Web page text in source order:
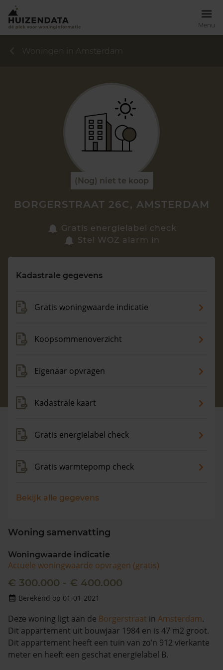
Menu
Zoek een woning
Maandag t/m vrijdag - 08:00 -18:00
Woningen in Amsterdam
(Nog) niet te koop
BORGERSTRAAT 26C, AMSTERDAM
Gratis energielabel check
Stel WOZ alarm in
Kadastrale gegevens
Gratis woningwaarde indicatie
Koopsommenoverzicht
Eigenaar opvragen
Kadastrale kaart
Gratis energielabel check
Gratis warmtepomp check
Bekijk alle gegevens
Woning samenvatting
Woningwaarde indicatie
Actuele woningwaarde opvragen (gratis)
€ 300.000 - € 400.000
Berekend op 01-01-2021
Deze woning ligt aan de Borgerstraat in Amsterdam.
Dit appartement uit bouwjaar 1984 en is 47 m2 groot.
Dit appartement heeft een tuin van zo’n 912 vierkante
meter en heeft een geschat energielabel B.